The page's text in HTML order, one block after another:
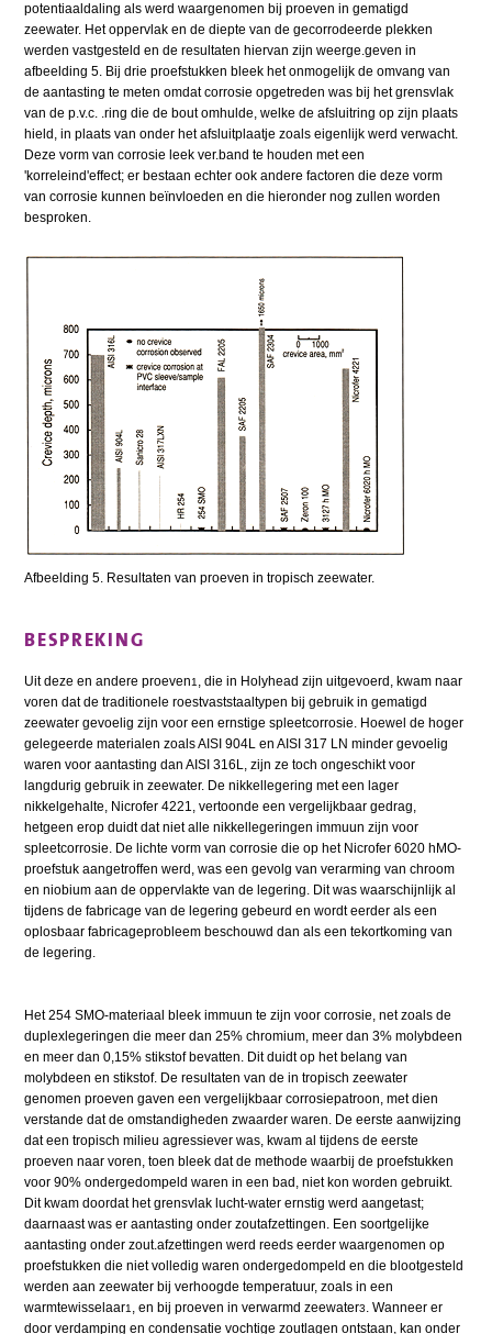
potentiaaldaling als werd waargenomen bij proeven in gematigd
zeewater. Het oppervlak en de diepte van de gecorrodeerde plekken
werden vastgesteld en de resultaten hiervan zijn weerge.geven in
afbeelding 5. Bij drie proefstukken bleek het onmogelijk de omvang van
de aantasting te meten omdat corrosie opgetreden was bij het grensvlak
van de p.v.c. .ring die de bout omhulde, welke de afsluitring op zijn plaats
hield, in plaats van onder het afsluitplaatje zoals eigenlijk werd verwacht.
Deze vorm van corrosie leek ver.band te houden met een
'korreleind'effect; er bestaan echter ook andere factoren die deze vorm
van corrosie kunnen beïnvloeden en die hieronder nog zullen worden
besproken.
Afbeelding 5. Resultaten van proeven in tropisch zeewater.
BESPREKING
Uit deze en andere proeven1
, die in Holyhead zijn uitgevoerd, kwam naar
voren dat de traditionele roestvaststaaltypen bij gebruik in gematigd
zeewater gevoelig zijn voor een ernstige spleetcorrosie. Hoewel de hoger
gelegeerde materialen zoals AISI 904L en AISI 317 LN minder gevoelig
waren voor aantasting dan AISI 316L, zijn ze toch ongeschikt voor
langdurig gebruik in zeewater. De nikkellegering met een lager
nikkelgehalte, Nicrofer 4221, vertoonde een vergelijkbaar gedrag,
hetgeen erop duidt dat niet alle nikkellegeringen immuun zijn voor
spleetcorrosie. De lichte vorm van corrosie die op het Nicrofer 6020 hMO-
proefstuk aangetroffen werd, was een gevolg van verarming van chroom
en niobium aan de oppervlakte van de legering. Dit was waarschijnlijk al
tijdens de fabricage van de legering gebeurd en wordt eerder als een
oplosbaar fabricageprobleem beschouwd dan als een tekortkoming van
de legering.
Het 254 SMO-materiaal bleek immuun te zijn voor corrosie, net zoals de
duplexlegeringen die meer dan 25% chromium, meer dan 3% molybdeen
en meer dan 0,15% stikstof bevatten. Dit duidt op het belang van
molybdeen en stikstof. De resultaten van de in tropisch zeewater
genomen proeven gaven een vergelijkbaar corrosiepatroon, met dien
verstande dat de omstandigheden zwaarder waren. De eerste aanwijzing
dat een tropisch milieu agressiever was, kwam al tijdens de eerste
proeven naar voren, toen bleek dat de methode waarbij de proefstukken
voor 90% ondergedompeld waren in een bad, niet kon worden gebruikt.
Dit kwam doordat het grensvlak lucht-water ernstig werd aangetast;
daarnaast was er aantasting onder zoutafzettingen. Een soortgelijke
aantasting onder zout.afzettingen werd reeds eerder waargenomen op
proefstukken die niet volledig waren ondergedompeld en die blootgesteld
werden aan zeewater bij verhoogde temperatuur, zoals in een
warmtewisselaar1 , en bij proeven in verwarmd zeewater3
. Wanneer er
door verdamping en condensatie vochtige zoutlagen ontstaan, kan onder